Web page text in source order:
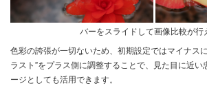
バーをスライドして画像比較が行
色彩の誇張が一切ないため、初期設定ではマイナス
ラスト”をプラス側に調整することで、見た目に近い
ージとしても活用できます。